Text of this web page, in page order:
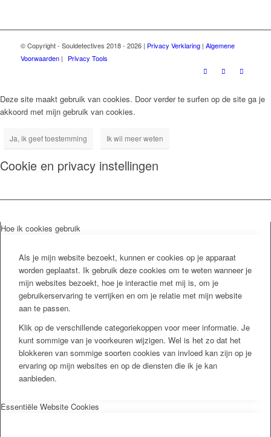
© Copyright - Souldetectives 2018 - 2026 | Privacy Verklaring| Algemene
Voorwaarden| Privacy Tools
Deze site maakt gebruik van cookies. Door verder te surfen op de site ga je
akkoord met mijn gebruik van cookies.
Ja, ik geef toestemming Ik wil meer weten
Cookie en privacy instellingen
Hoe ik cookies gebruik
Als je mijn website bezoekt, kunnen er cookies op je apparaat
worden geplaatst. Ik gebruik deze cookies om te weten wanneer je
mijn websites bezoekt, hoe je interactie met mij is, om je
gebruikerservaring te verrijken en om je relatie met mijn website
aan te passen.
Klik op de verschillende categoriekoppen voor meer informatie. Je
kunt sommige van je voorkeuren wijzigen. Wel is het zo dat het
blokkeren van sommige soorten cookies van invloed kan zijn op je
ervaring op mijn websites en op de diensten die ik je kan
aanbieden.
Essentiële Website Cookies